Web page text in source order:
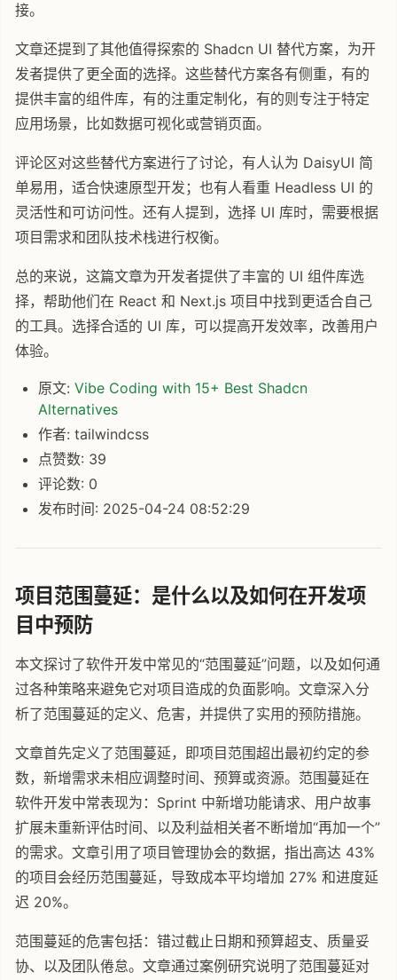
接。
文章还提到了其他值得探索的 Shadcn UI 替代方案，为开
发者提供了更全面的选择。这些替代方案各有侧重，有的
提供丰富的组件库，有的注重定制化，有的则专注于特定
应用场景，比如数据可视化或营销页面。
评论区对这些替代方案进行了讨论，有人认为 DaisyUI 简
单易用，适合快速原型开发；也有人看重 Headless UI 的
灵活性和可访问性。还有人提到，选择 UI 库时，需要根据
项目需求和团队技术栈进行权衡。
总的来说，这篇文章为开发者提供了丰富的 UI 组件库选
择，帮助他们在 React 和 Next.js 项目中找到更适合自己
的工具。选择合适的 UI 库，可以提高开发效率，改善用户
体验。
原文: Vibe Coding with 15+ Best Shadcn
Alternatives
作者: tailwindcss
点赞数: 39
评论数: 0
发布时间: 2025-04-24 08:52:29
项目范围蔓延：是什么以及如何在开发项
目中预防
本文探讨了软件开发中常见的“范围蔓延”问题，以及如何通
过各种策略来避免它对项目造成的负面影响。文章深入分
析了范围蔓延的定义、危害，并提供了实用的预防措施。
文章首先定义了范围蔓延，即项目范围超出最初约定的参
数，新增需求未相应调整时间、预算或资源。范围蔓延在
软件开发中常表现为：Sprint 中新增功能请求、用户故事
扩展未重新评估时间、以及利益相关者不断增加“再加一个”
的需求。文章引用了项目管理协会的数据，指出高达 43%
的项目会经历范围蔓延，导致成本平均增加 27% 和进度延
迟 20%。
范围蔓延的危害包括：错过截止日期和预算超支、质量妥
协、以及团队倦怠。文章通过案例研究说明了范围蔓延对